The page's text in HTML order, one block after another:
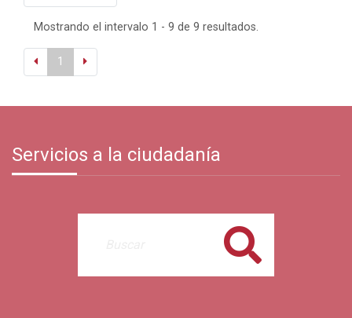
Mostrando el intervalo 1 - 9 de 9 resultados.
1
Servicios a la ciudadanía
Buscar